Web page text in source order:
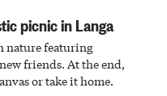
picnic in Langa
nature featuring
friends. At the end,
or take it home.